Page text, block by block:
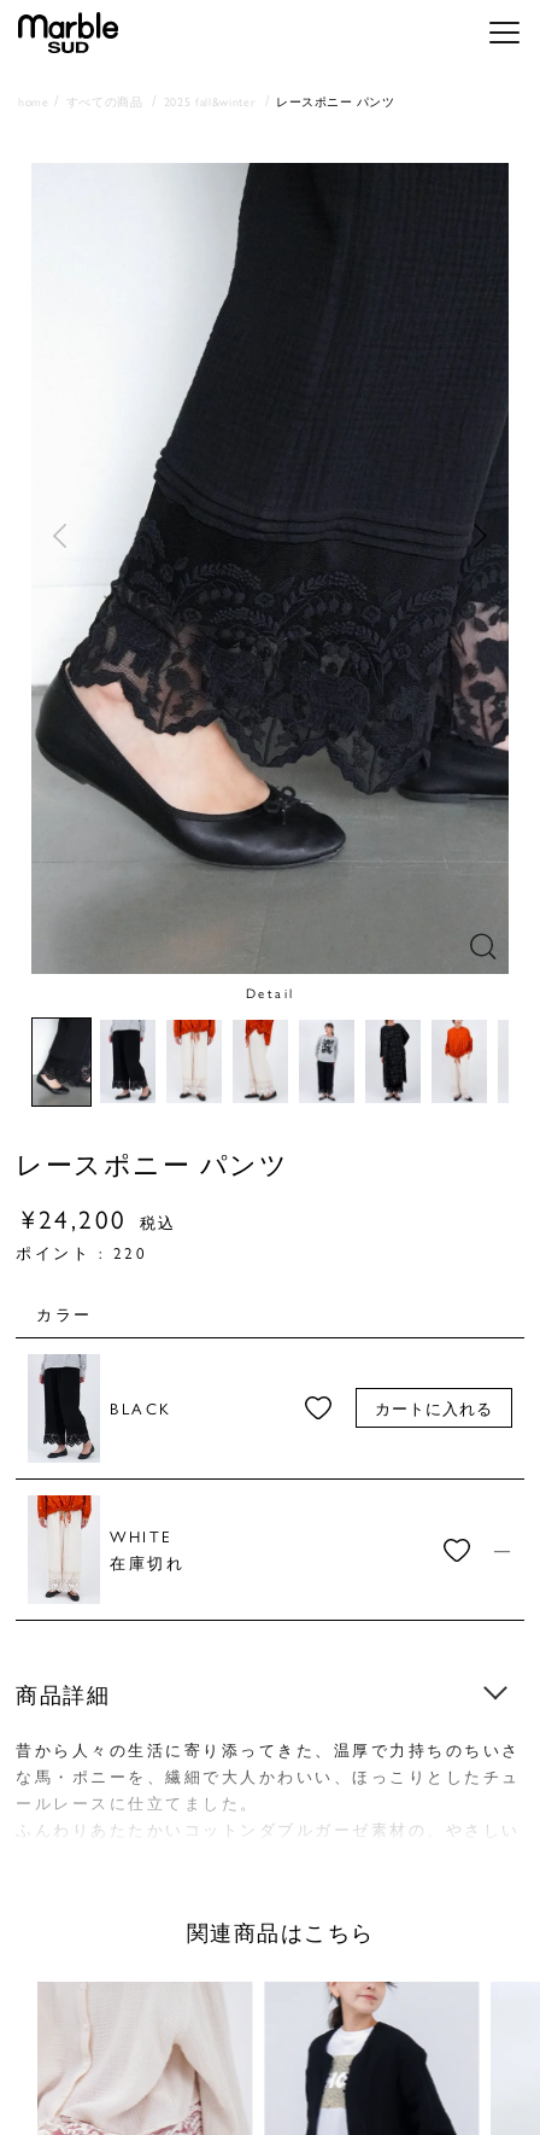
メニ
home すべての商品 2025 fall&winter レースポニー パンツ
Detail
レースポニー パンツ
¥24,200
税込
ポイント : 220
カラー
BLACK カートに入れる
WHITE
在庫切れ
—
商品詳細
昔から人々の生活に寄り添ってきた、温厚で力持ちのちいさ
な馬・ポニーを、繊細で大人かわいい、ほっこりとしたチュ
ールレースに仕立てました。
ふんわりあたたかいコットンダブルガーゼ素材の、やさしい
きなので、レイヤードだけでなく、一枚でもお楽しみいただ
■”レースポニー”シリーズは
サイズ／FREE
着丈91cm、ウエスト68cm〜最大約91cm、
ヒップ56.5cm、股上40.5cm、股下58cm、
関連商品はこちら